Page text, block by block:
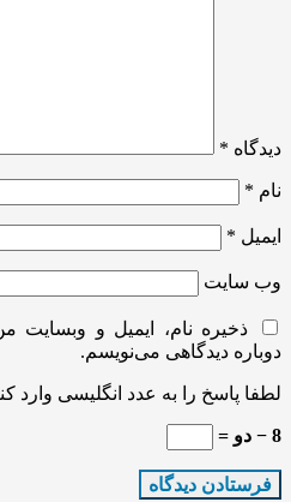
دیدگاه *
نام *
ایمیل *
وب‌ سایت
ذخیره نام، ایمیل و وبسایت
دوباره دیدگاهی می‌نویسم.
لطفا پاسخ را به عدد انگلیسی وارد
8 − دو =